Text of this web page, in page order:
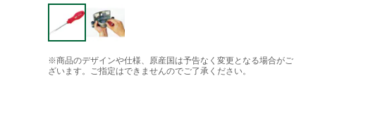
※商品のデザインや仕様、原産国は予告なく変更となる場合がご
ざいます。ご指定はできませんのでご了承ください。